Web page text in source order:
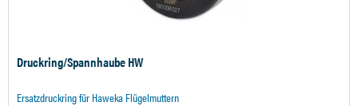
Druckring/Spannhaube HW
Ersatzdruckring für Haweka Flügelmuttern